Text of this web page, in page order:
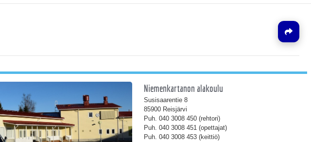
Niemenkartanon alakoulu
Susisaarentie 8
85900 Reisjärvi
Puh. 040 3008 450 (rehtori)
Puh. 040 3008 451 (opettajat)
Puh. 040 3008 453 (keittiö)